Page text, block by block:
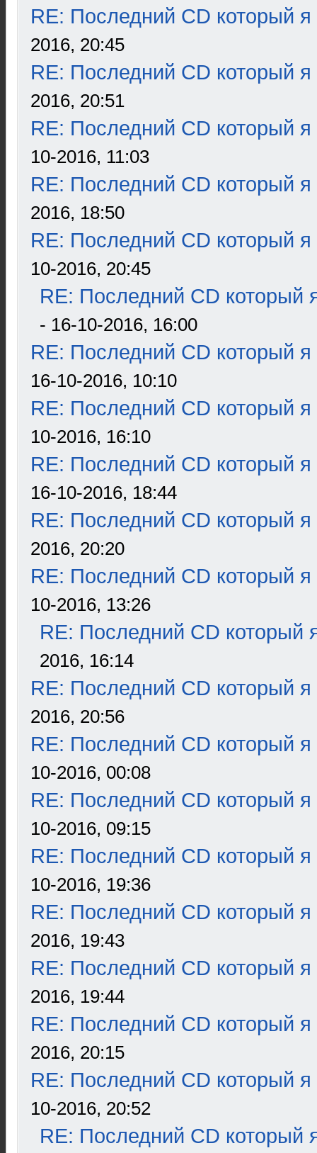
RE: Последний CD который я
2016, 20:45
RE: Последний CD который я
2016, 20:51
RE: Последний CD который я
10-2016, 11:03
RE: Последний CD который я
2016, 18:50
RE: Последний CD который я
10-2016, 20:45
RE: Последний CD который
- 16-10-2016, 16:00
RE: Последний CD который я
16-10-2016, 10:10
RE: Последний CD который я
10-2016, 16:10
RE: Последний CD который я
16-10-2016, 18:44
RE: Последний CD который я
2016, 20:20
RE: Последний CD который я
10-2016, 13:26
RE: Последний CD который
2016, 16:14
RE: Последний CD который я
2016, 20:56
RE: Последний CD который я
10-2016, 00:08
RE: Последний CD который я
10-2016, 09:15
RE: Последний CD который я
10-2016, 19:36
RE: Последний CD который я
2016, 19:43
RE: Последний CD который я
2016, 19:44
RE: Последний CD который я
2016, 20:15
RE: Последний CD который я
10-2016, 20:52
RE: Последний CD который